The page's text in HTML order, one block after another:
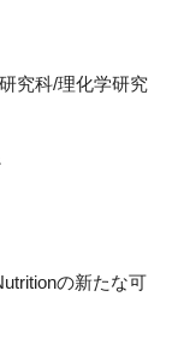
究科/理化学研究
の新たな可